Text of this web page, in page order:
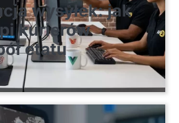
wysyłek: jak
kurierów
etatu